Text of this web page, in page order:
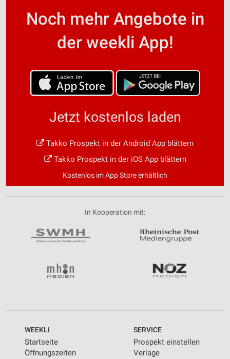
Noch mehr Angebote in
der weekli App!
Jetzt kostenlos laden
Takko Prospekt in der Android App blättern
Takko Prospekt in der iOS App blättern
Kostenlos im App Store erhältlich
In Kooperation mit:
WEEKLI
Startseite
Öffnungszeiten
SERVICE
Prospekt einstellen
Verlage